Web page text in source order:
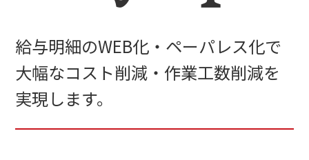
給与明細のWEB化・ペーパレス化で
大幅なコスト削減・作業工数削減を
実現します。